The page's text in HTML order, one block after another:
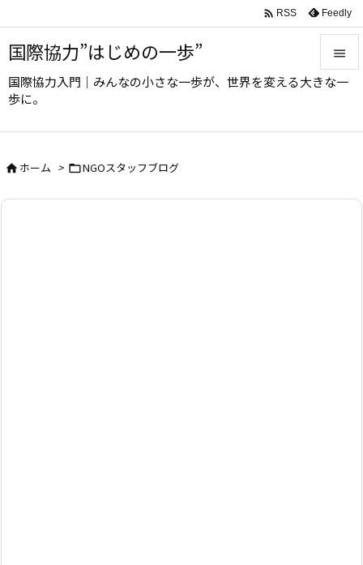
国際協力”はじめの一歩”
国際協力入門｜みんなの小さな一歩が、世界を変える大きな一
歩に。



 RSS Feedly
ホーム > NGOスタッフブログ